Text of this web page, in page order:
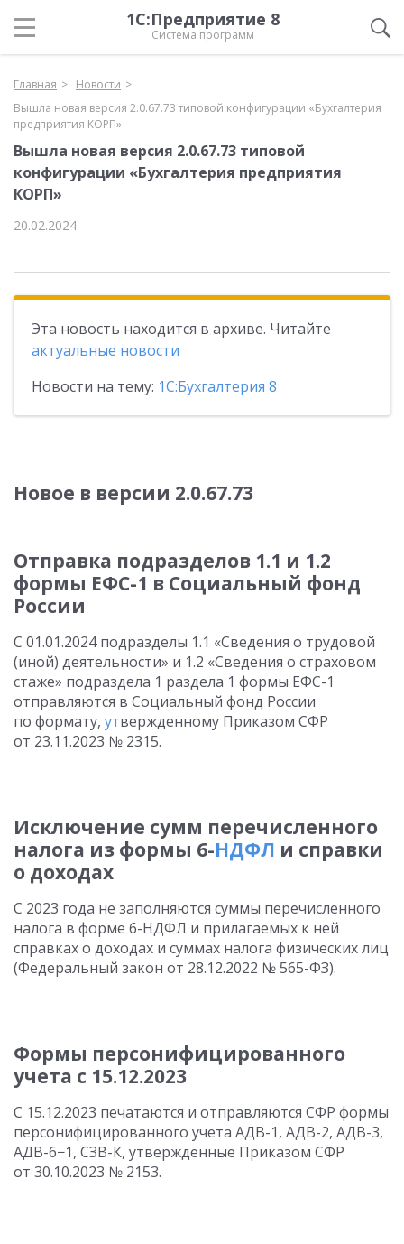
1С:Предприятие 8
Система программ
Главная
Новости
Вышла новая версия 2.0.67.73 типовой конфигурации «Бухгалтерия
предприятия КОРП»
Вышла новая версия 2.0.67.73 типовой
конфигурации «Бухгалтерия предприятия
КОРП»
20.02.2024
Эта новость находится в архиве. Читайте
актуальные новости
Новости на тему: 1С:Бухгалтерия 8
Новое в версии 2.0.67.73
Отправка подразделов 1.1 и 1.2
формы ЕФС-1 в Социальный фонд
России
С 01.01.2024подразделы 1.1 «Сведения о трудовой
(иной) деятельности» и 1.2 «Сведения о страховом
стаже» подраздела 1 раздела 1 формы ЕФС-1
отправляются в Социальный фонд России
по формату, утвержденному Приказом СФР
от 23.11.2023 № 2315.
Исключение сумм перечисленного
налога из формы 6-НДФЛ и справки
о доходах
С 2023 года не заполняются суммы перечисленного
налога в форме 6-НДФЛ и прилагаемых к ней
справках о доходах и суммах налога физических лиц
(Федеральный закон от 28.12.2022 № 565-ФЗ).
Формы персонифицированного
учета с 15.12.2023
С 15.12.2023 печатаются и отправляются СФР формы
персонифицированного учета АДВ-1, АДВ-2, АДВ-3,
АДВ-6−1, СЗВ-К, утвержденные Приказом СФР
от 30.10.2023 № 2153.